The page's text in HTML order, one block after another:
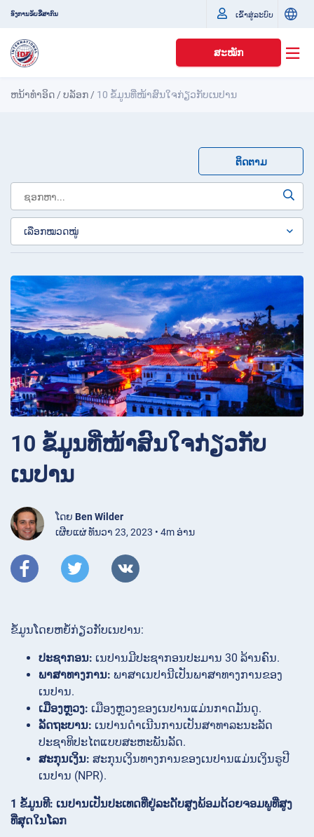
ອົງການຂັບຂີ່ສາກົນ ເຂົ້າສູ່ລະບົບ
ສະໝັກ
ຫນ້າທໍາອິດ /ບລັອກ / 10 ຂໍ້ມູນທີ່ໜ້າສົນໃຈກ່ຽວກັບເນປານ
ຕິດຕາມ
10 ຂໍ້ມູນທີ່ໜ້າສົນໃຈກ່ຽວກັບ
ເນປານ
ໂດຍ Ben Wilder
ເຜີຍແຜ່ ທັນວາ 23, 2023 • 4m ອ່ານ
ຂໍ້ມູນໂດຍຫຍໍ້ກ່ຽວກັບເນປານ:
ປະຊາກອນ: ເນປານມີປະຊາກອນປະມານ 30 ລ້ານຄົນ.
ພາສາທາງການ: ພາສາເນປານີເປັນພາສາທາງການຂອງ
ເນປານ.
ເມືອງຫຼວງ: ເມືອງຫຼວງຂອງເນປານແມ່ນກາດມັນດູ.
ລັດຖະບານ: ເນປານດໍາເນີນການເປັນສາທາລະນະລັດ
ປະຊາທິປະໄຕແບບສະຫະພັນລັດ.
ສະກຸນເງິນ: ສະກຸນເງິນທາງການຂອງເນປານແມ່ນເງິນຣູປີ
ເນປານ (NPR).
1 ຂໍ້ມູນທີ: ເນປານເປັນປະເທດທີ່ຢູ່ລະດັບສູງພ້ອມດ້ວຍຈອມພູທີ່ສູງ
ທີ່ສຸດໃນໂລກ